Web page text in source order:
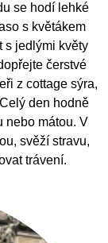
se hodí lehké
s květákem
s jedlými květy
čerstvé
z cottage sýra,
den hodně
nebo mátou. V
svěží stravu,
trávení.